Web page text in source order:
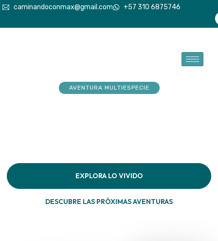
caminandoconmax@gmail.com +57 310 6875746
AVENTURA MULTIESPECIE
EXPLORA LO VIVIDO
DESCUBRE LAS PRÓXIMAS AVENTURAS